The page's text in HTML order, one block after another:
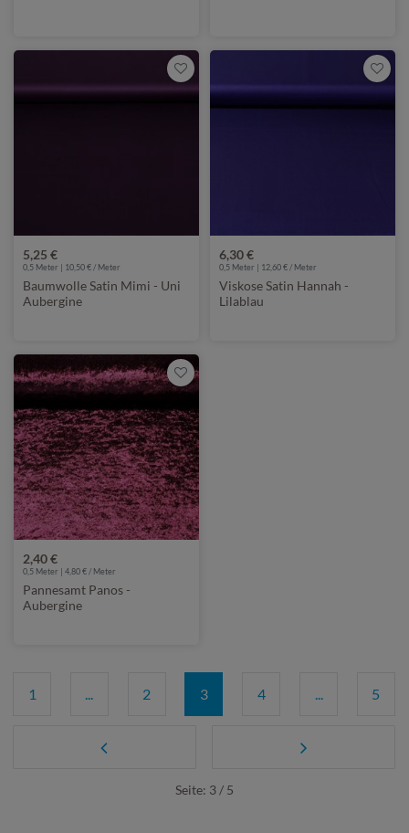
5,25 €
0,5 Meter | 10,50 € / Meter
Baumwolle Satin Mimi - Uni
Aubergine
6,30 €
0,5 Meter | 12,60 € / Meter
Viskose Satin Hannah -
Lilablau
2,40 €
0,5 Meter | 4,80 € / Meter
Pannesamt Panos -
Aubergine
1 ... 2 3 4 ... 5
Seite: 3 / 5